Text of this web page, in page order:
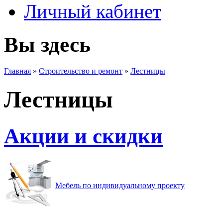
Личный кабинет
Вы здесь
Главная » Строительство и ремонт » Лестницы
Лестницы
Акции и скидки
Мебель по индивидуальному проекту